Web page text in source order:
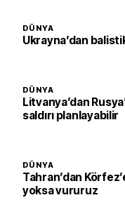
DÜNYA
Ukrayna’dan
DÜNYA
Litvanya’dan
saldırı planlayabilir
DÜNYA
Tahran’dan
yoksa vururuz